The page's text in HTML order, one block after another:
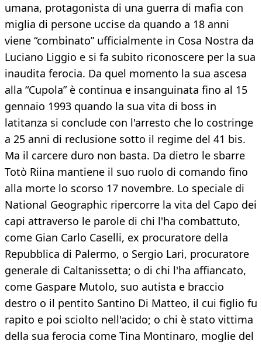
umana, protagonista di una guerra di mafia con
miglia di persone uccise da quando a 18 anni
viene “combinato” ufficialmente in Cosa Nostra da
Luciano Liggio e si fa subito riconoscere per la sua
inaudita ferocia. Da quel momento la sua ascesa
alla “Cupola” è continua e insanguinata fino al 15
gennaio 1993 quando la sua vita di boss in
latitanza si conclude con l'arresto che lo costringe
a 25 anni di reclusione sotto il regime del 41 bis.
Ma il carcere duro non basta. Da dietro le sbarre
Totò Riina mantiene il suo ruolo di comando fino
alla morte lo scorso 17 novembre. Lo speciale di
National Geographic ripercorre la vita del Capo dei
capi attraverso le parole di chi l'ha combattuto,
come Gian Carlo Caselli, ex procuratore della
Repubblica di Palermo, o Sergio Lari, procuratore
generale di Caltanissetta; o di chi l'ha affiancato,
come Gaspare Mutolo, suo autista e braccio
destro o il pentito Santino Di Matteo, il cui figlio fu
rapito e poi sciolto nell'acido; o chi è stato vittima
della sua ferocia come Tina Montinaro, moglie del